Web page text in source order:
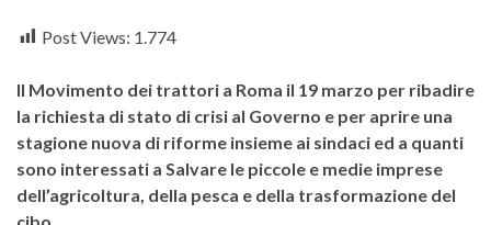
Post Views: 1.774
Il Movimento dei trattori a Roma il 19 marzo per ribadire
la richiesta di stato di crisi al Governo e per aprire una
stagione nuova di riforme insieme ai sindaci ed a quanti
sono interessati a Salvare le piccole e medie imprese
dell’agricoltura, della pesca e della trasformazione del
cibo